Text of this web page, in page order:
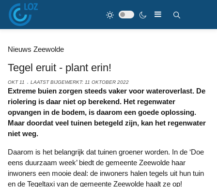
Nieuws Zeewolde
Tegel eruit - plant erin!
OKT 11 LAATST BIJGEWERKT: 11 OKTOBER 2022
Extreme buien zorgen steeds vaker voor wateroverlast. De
riolering is daar niet op berekend. Het regenwater
opvangen in de bodem, is daarom een goede oplossing.
Maar doordat veel tuinen betegeld zijn, kan het regenwater
niet weg.
Daarom is het belangrijk dat tuinen groener worden. In de ‘Doe
eens duurzaam week’ biedt de gemeente Zeewolde haar
inwoners een mooie deal: de inwoners halen tegels uit hun tuin
en de Tegeltaxi van de gemeente Zeewolde haalt ze op!